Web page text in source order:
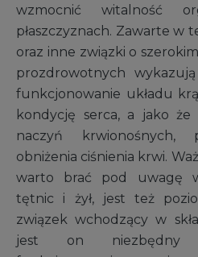
wzmocnić witalność
płaszczyznach. Zawarte w
oraz inne związki o
prozdrowotnych
funkcjonowanie układu
kondycję serca, a jako że
naczyń krwionośnych,
obniżenia ciśnienia krwi.
warto brać pod uwagę
tętnic i żył, jest też
związek wchodzący w
jest on niezbędny